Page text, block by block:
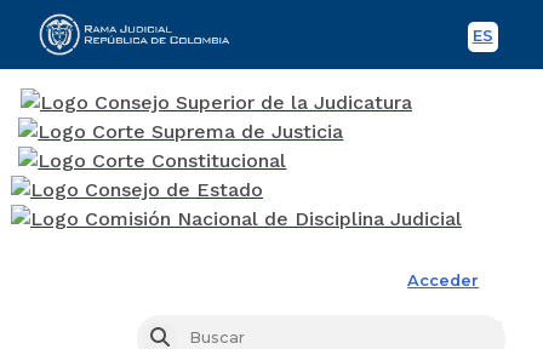
ES
Acceder
Buscar